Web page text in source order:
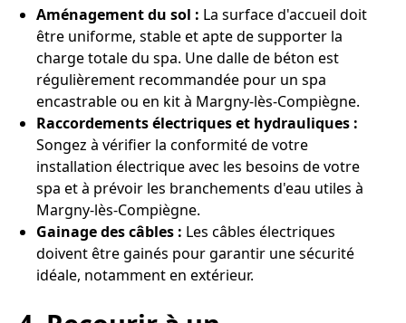
Aménagement du sol : La surface d'accueil doit
être uniforme, stable et apte de supporter la
charge totale du spa. Une dalle de béton est
régulièrement recommandée pour un spa
encastrable ou en kit à Margny-lès-Compiègne.
Raccordements électriques et hydrauliques :
Songez à vérifier la conformité de votre
installation électrique avec les besoins de votre
spa et à prévoir les branchements d'eau utiles à
Margny-lès-Compiègne.
Gainage des câbles : Les câbles électriques
doivent être gainés pour garantir une sécurité
idéale, notamment en extérieur.